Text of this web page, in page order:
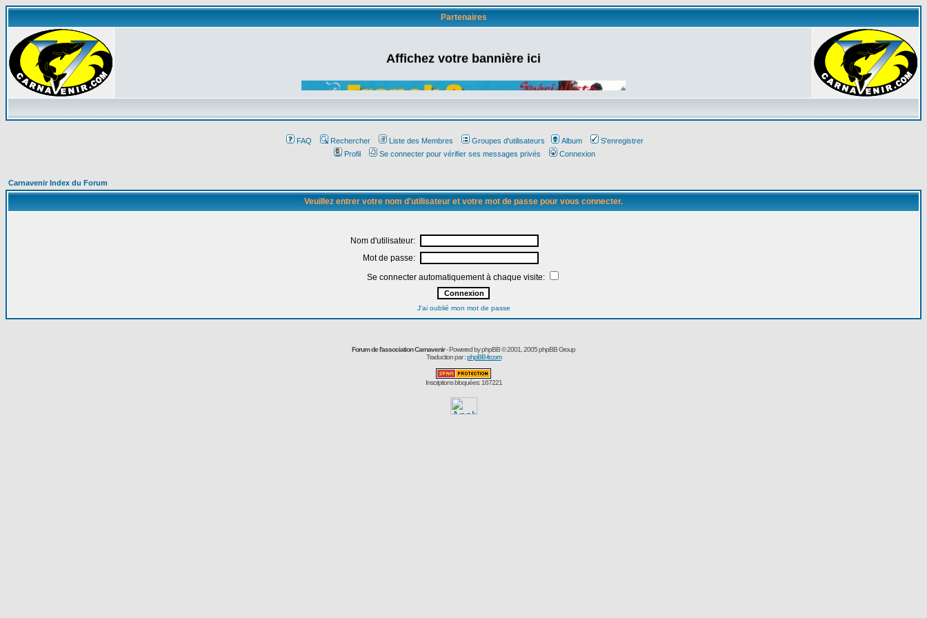
Partenaires
Affichez votre bannière ici
FAQ Rechercher Liste des Membres Groupes d'utilisateurs Album
S'enregistrer
Profil
Se connecter pour vérifier ses messages privés Connexion
Carnavenir Index du Forum
Veuillez entrer votre nom d'utilisateur et votre mot de passe pour vous connecter.
Nom d'utilisateur:
Mot de passe:
Se connecter automatiquement à chaque visite:
J'ai oublié mon mot de passe
Forum de l'association Carnavenir- Powered byphpBB© 2001, 2005 phpBB Group
Traduction par :phpBB-fr.com
Inscriptions bloquées: 167221